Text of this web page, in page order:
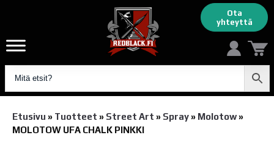
Ota
yhteyttä
Etusivu » Tuotteet » Street Art » Spray» Molotow»
MOLOTOW UFA CHALK PINKKI